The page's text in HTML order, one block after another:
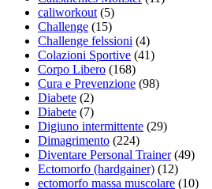
caliworkout(5)
Challenge (15)
Challenge felssioni (4)
Colazioni Sportive (41)
Corpo Libero (168)
Cura e Prevenzione (98)
Diabete (2)
Diabete (7)
Digiuno intermittente (29)
Dimagrimento (224)
Diventare Personal Trainer(49)
Ectomorfo (hardgainer) (12)
ectomorfo massa muscolare (10)